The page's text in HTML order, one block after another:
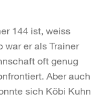
144 ist, weiss
war er als Trainer
oft genug
Aber auch
sich Köbi Kuhn